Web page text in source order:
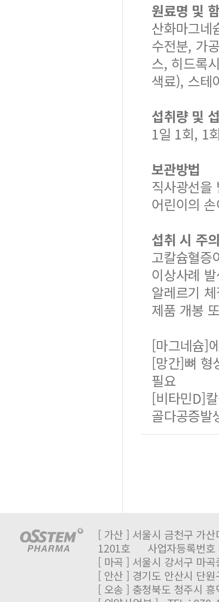
원료명 및
산화마그네
수전분, 가
스, 히드록
색료), 스테
섭취량 및
1일 1회, 1
보관방법
직사광선을
어린이의
섭취 시 주
고칼슘혈증
이상사례
알레르기
제품 개봉
[마그네슘]
[망간]뼈 형
필요
[비타민D]
골다공증
[ 가산 ] 서울시 금천구 가
1201호 사업자등록번
[ 마곡 ] 서울시 강서구 마
[ 안산 ] 경기도 안산시 단
[ 오송 ] 충청북도 청주시